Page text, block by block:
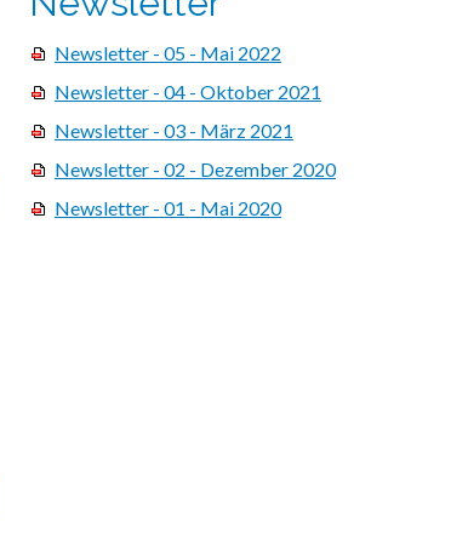
Newsletter - 05 - Mai 2022
Newsletter - 04 - Oktober 2021
Newsletter - 03 - März 2021
Newsletter - 02 - Dezember 2020
Newsletter - 01 - Mai 2020